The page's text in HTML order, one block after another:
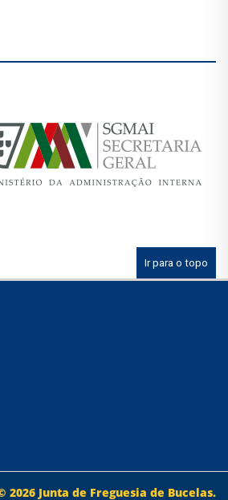
Ir para o topo
2026 Junta de Freguesia de Bucelas.